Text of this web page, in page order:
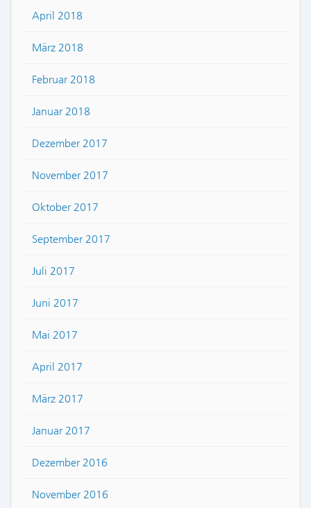
April 2018
März 2018
Februar 2018
Januar 2018
Dezember 2017
November 2017
Oktober 2017
September 2017
Juli 2017
Juni 2017
Mai 2017
April 2017
März 2017
Januar 2017
Dezember 2016
November 2016